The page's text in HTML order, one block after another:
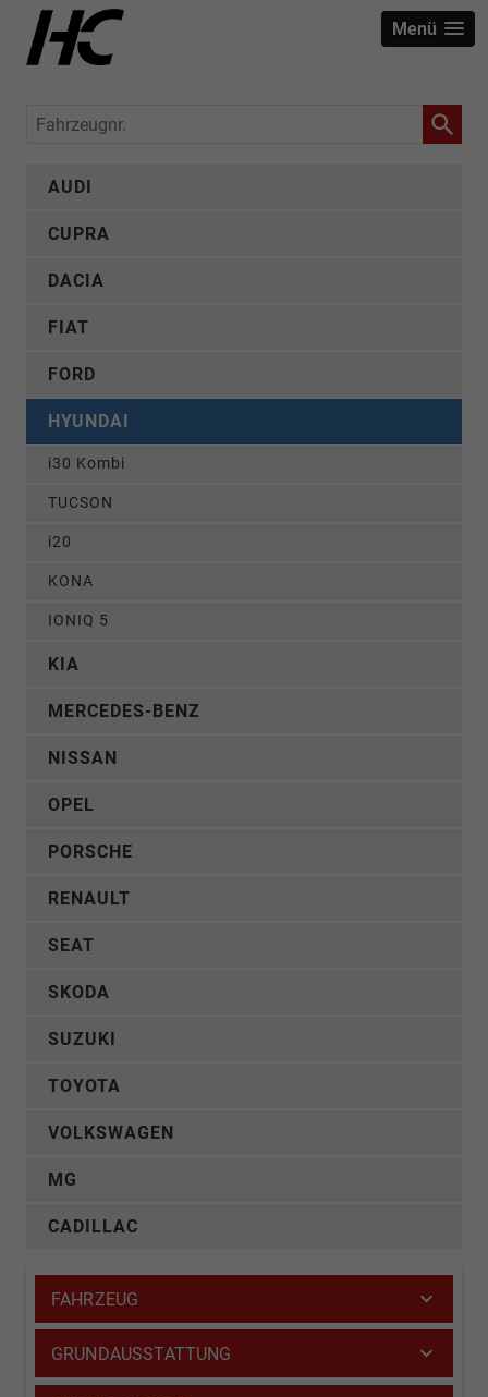
Menü
Fahrzeugnr.
AUDI
CUPRA
DACIA
FIAT
FORD
HYUNDAI
i30 Kombi
TUCSON
i20
KONA
IONIQ 5
KIA
MERCEDES-BENZ
NISSAN
OPEL
PORSCHE
RENAULT
SEAT
SKODA
SUZUKI
TOYOTA
VOLKSWAGEN
MG
CADILLAC
FAHRZEUG
GRUNDAUSSTATTUNG